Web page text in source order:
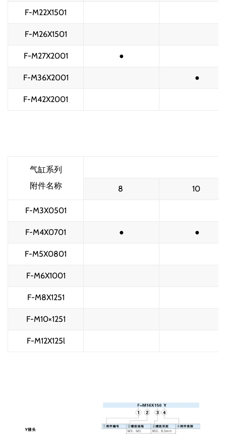
F-M22X1501
F-M26X1501
F-M27X2001 ●
F-M36X2001 ●
F-M42X2001
气缸系列
附件名称
8 10
F-M3X0501
F-M4X0701 ● ●
F-M5X0801
F-M6X1001
F-M8X1251
F-M10×1251
F-M12X125l